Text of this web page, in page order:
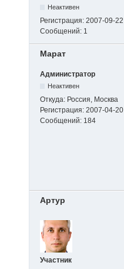
Неактивен
Регистрация: 2007-09-22
Сообщений: 1
Марат
Администратор
Неактивен
Откуда: Россия, Москва
Регистрация: 2007-04-20
Сообщений: 184
Артур
Участник